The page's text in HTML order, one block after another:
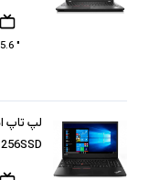
" 15.6